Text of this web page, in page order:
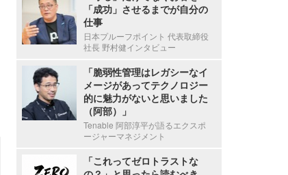
「成功」させるまでが自分の
仕事
日本プルーフポイント 代表取締役
社長 野村健インタビュー
「脆弱性管理はレガシーなイ
メージがあってテクノロジー
的に魅力がないと思いました
（阿部）」
Tenable 阿部淳平が語るエクスポ
ージャーマネジメント
「これってゼロトラストな